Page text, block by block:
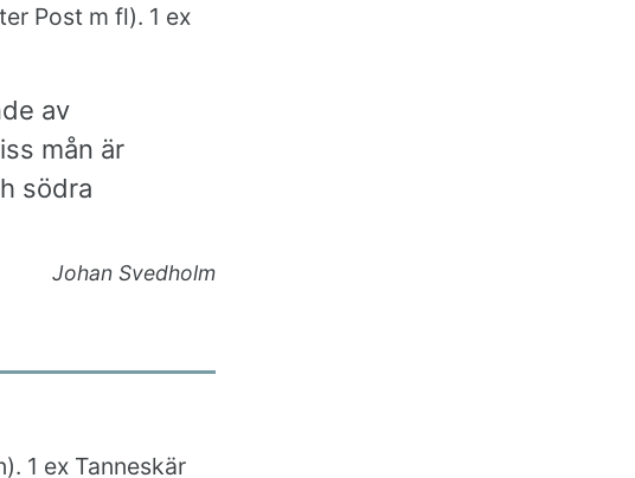
Post m fl). 1 ex
av
mån är
södra
Johan Svedholm
1 ex Tanneskär